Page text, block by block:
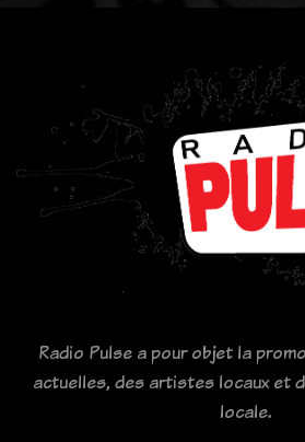
Radio Pulse a pour objet la
actuelles, des artistes locaux et
locale.